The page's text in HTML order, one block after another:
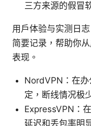
三方来源的假冒
用户体验与实测日
简要记录，帮助你
表现。
NordVPN：在
定，断线情况极
ExpressVPN：
延迟和丢包率明